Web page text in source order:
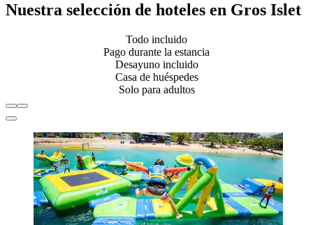
Nuestra selección de hoteles en Gros Islet
Todo incluido
Pago durante la estancia
Desayuno incluido
Casa de huéspedes
Solo para adultos